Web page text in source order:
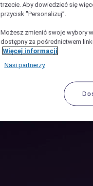
trzecie. Aby dowiedzieć się
przycisk "Personalizuj”.
Możesz zmienić swoje wybory
dostępny za pośrednictwem
Więcej informacji
Nasi partnerzy